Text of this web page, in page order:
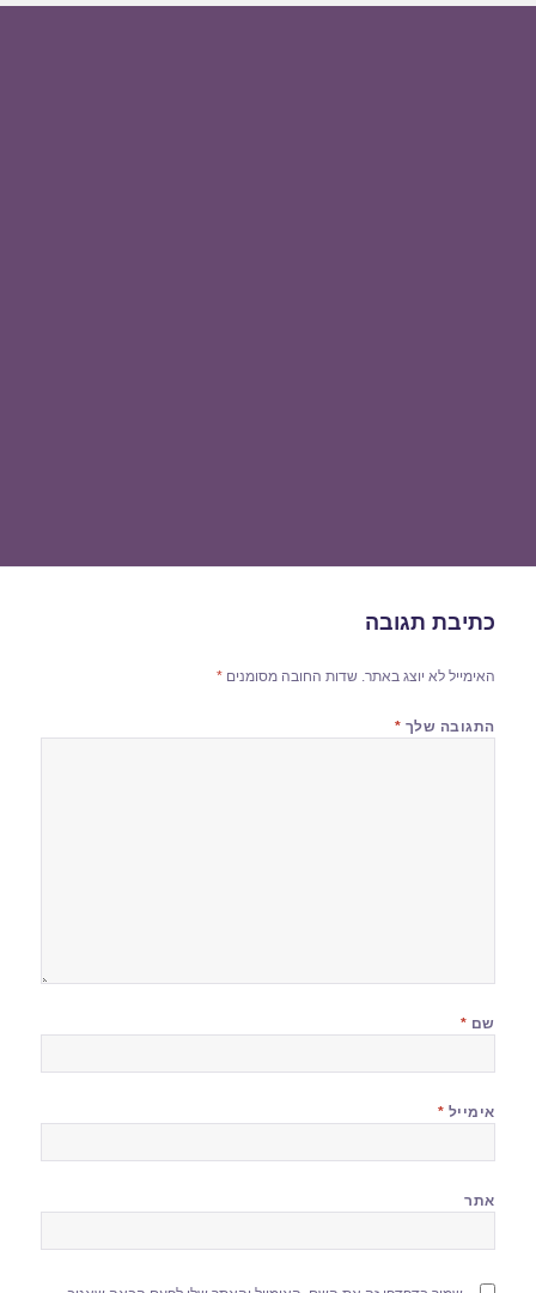
כתיבת תגובה
האימייל לא יוצג באתר. שדות החובה מסומנים*
התגובה שלך *
שם *
אימייל *
אתר